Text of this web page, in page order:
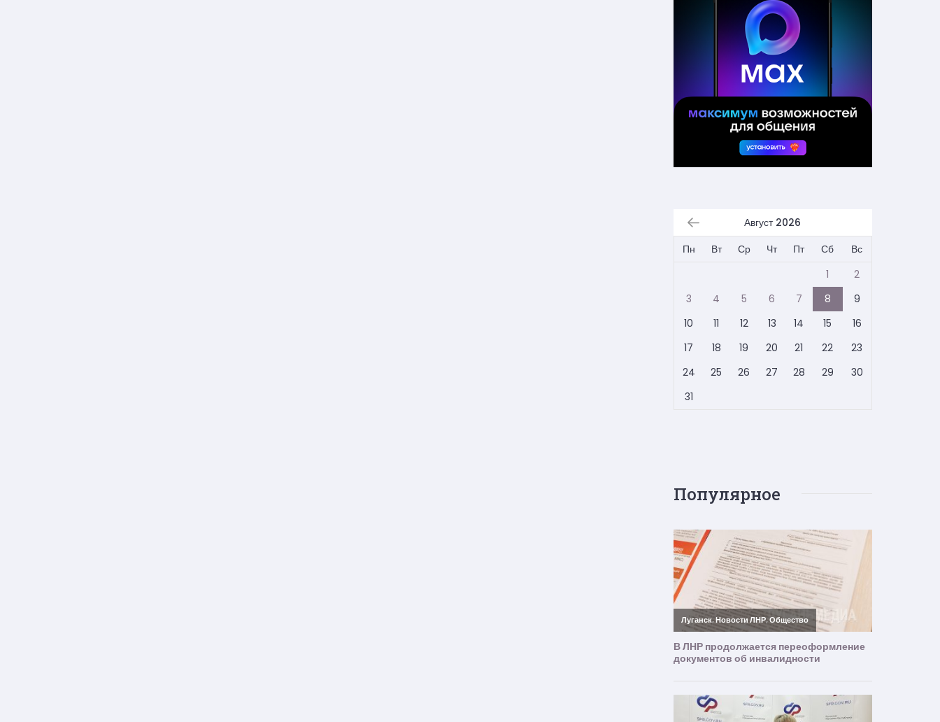
Август 2026
Пн
Вт Ср Чт Пт Сб
Вс
1
2
3
4 5 6 7 8
9
10
11 12 13 14 15
16
17
18 19 20 21 22
23
24
25 26 27 28 29
30
31
Популярное